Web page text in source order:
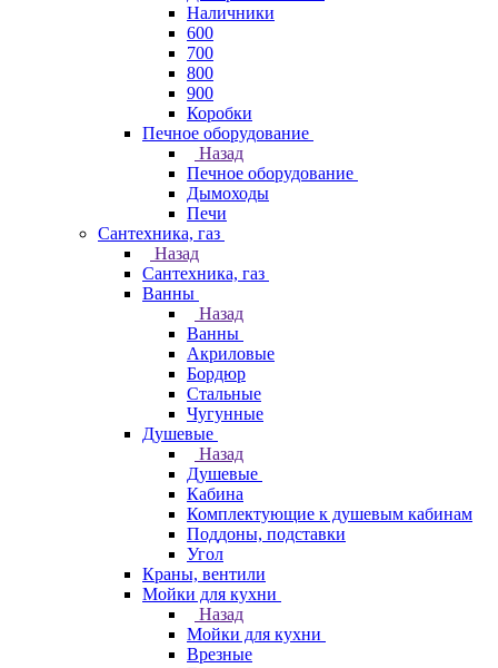
Наличники
600
700
800
900
Коробки
Печное оборудование
Назад
Печное оборудование
Дымоходы
Печи
Сантехника, газ
Назад
Сантехника, газ
Ванны
Назад
Ванны
Акриловые
Бордюр
Стальные
Чугунные
Душевые
Назад
Душевые
Кабина
Комплектующие к душевым кабинам
Поддоны, подставки
Угол
Краны, вентили
Мойки для кухни
Назад
Мойки для кухни
Врезные